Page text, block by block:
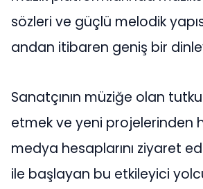
sözleri ve güçlü melodik
andan itibaren geniş bir
Sanatçının müziğe olan
etmek ve yeni projelerinden
medya hesaplarını ziyaret
ile başlayan bu etkileyici